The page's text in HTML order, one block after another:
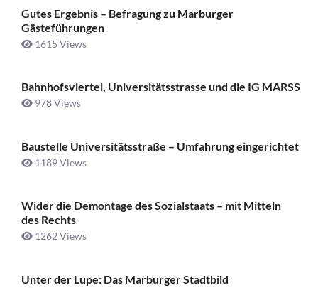
Gutes Ergebnis – Befragung zu Marburger
Gästeführungen
1615 Views
Bahnhofsviertel, Universitätsstrasse und die IG MARSS
978 Views
Baustelle Universitätsstraße ­– Umfahrung eingerichtet
1189 Views
Wider die Demontage des Sozialstaats – mit Mitteln
des Rechts
1262 Views
Unter der Lupe: Das Marburger Stadtbild